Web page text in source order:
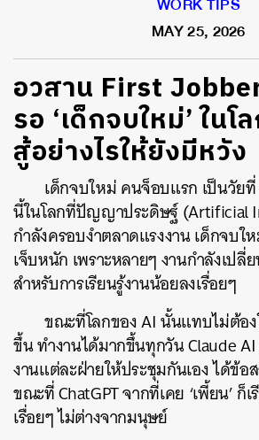
WORK TIPS
MAY 25, 2026
อวสาน First
รอ ‘เด็กจบใหม่’ ในโ
สู้อย่างไรให้ยังมีหวัง
เด็กจบใหม่ คนจ็อบแรก เป็นวัยที่
นี้ในโลกที่ปัญญาประดิษฐ์ (Artificial
กำลังครอบงำตลาดแรงงาน เด็กจบ
เจ็บหนัก เพราะหลายๆ งานกำลังเปลี่ย
สำหรับการเรียนรู้งานน้อยลงเรื่อยๆ
ขณะที่โลกของ AI นั้นแทบไม่ต้อง
ขึ้น ทำงานได้มากขึ้นทุกวัน Claude
งานแต่ละฝ่ายให้ประชุมกันเอง ได้ข้อ
ขณะที่ ChatGPT จากที่เคย ‘เพี้ยน’
เรื่อยๆ ไม่ต่างจากมนุษย์